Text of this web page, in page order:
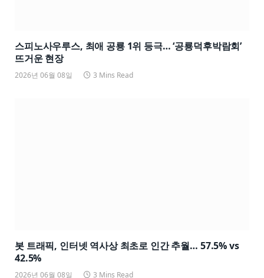
스피노사우루스, 최애 공룡 1위 등극… ‘공룡덕후박람회’
뜨거운 현장
2026년 06월 08일 3 Mins Read
봇 트래픽, 인터넷 역사상 최초로 인간 추월… 57.5% vs
42.5%
2026년 06월 08일 3 Mins Read